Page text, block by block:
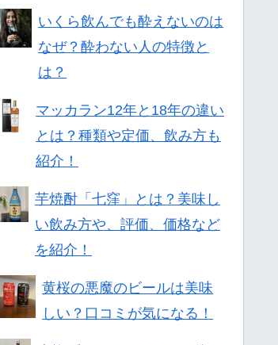
いくら飲んでも酔えないのは
なぜ？酔わない人の特徴と
は？
マッカラン12年と18年の違い
とは？種類や定価、飲み方も
紹介！
芋焼酎「七窪」とは？美味し
い飲み方や、評価、価格など
を紹介！
黄桜の悪魔のビールは美味
しい？口コミが気になる！